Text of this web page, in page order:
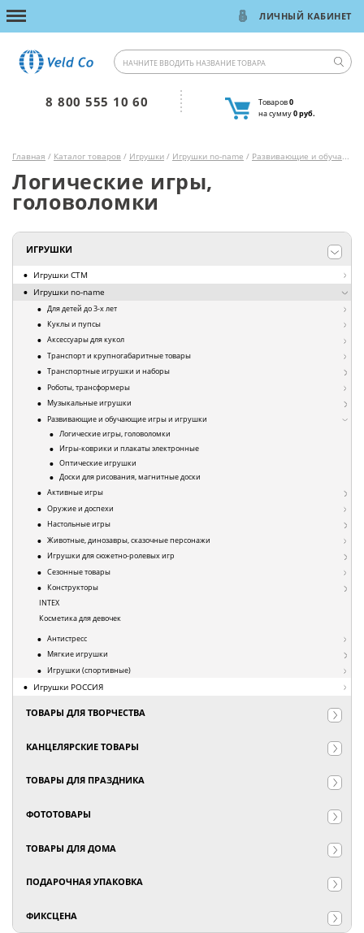
ЛИЧНЫЙ КАБИНЕТ
8 800 555 10 60 Товаров0
на сумму0 руб.
Главная / Каталог товаров / Игрушки / Игрушки no-name / Развивающие и обучающие игры и игрушки
Логические игры,
головоломки
ИГРУШКИ
Игрушки СТМ
Игрушки no-name
Для детей до 3-х лет
Куклы и пупсы
Аксессуары для кукол
Транспорт и крупногабаритные товары
Транспортные игрушки и наборы
Роботы, трансформеры
Музыкальные игрушки
Развивающие и обучающие игры и игрушки
Логические игры, головоломки
Игры-коврики и плакаты электронные
Оптические игрушки
Доски для рисования, магнитные доски
Активные игры
Оружие и доспехи
Настольные игры
Животные, динозавры, сказочные персонажи
Игрушки для сюжетно-ролевых игр
Сезонные товары
Конструкторы
INTEX
Косметика для девочек
Антистресс
Мягкие игрушки
Игрушки (спортивные)
Игрушки РОССИЯ
ТОВАРЫ ДЛЯ ТВОРЧЕСТВА
КАНЦЕЛЯРСКИЕ ТОВАРЫ
ТОВАРЫ ДЛЯ ПРАЗДНИКА
ФОТОТОВАРЫ
ТОВАРЫ ДЛЯ ДОМА
ПОДАРОЧНАЯ УПАКОВКА
ФИКСЦЕНА